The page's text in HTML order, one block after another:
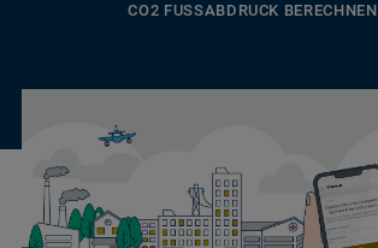
CO2 FUSSABDRUCK BERECHNEN